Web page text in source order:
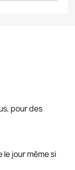
pour des
jour même si